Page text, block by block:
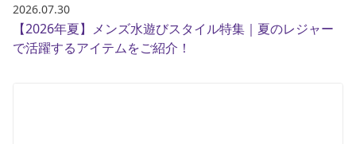
2026.07.30
【2026年夏】メンズ水遊びスタイル特集｜夏のレジャー
で活躍するアイテムをご紹介！